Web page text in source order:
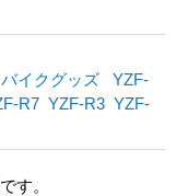
バイクグッズ
YZF-
R7 YZF-R3 YZF-
す。